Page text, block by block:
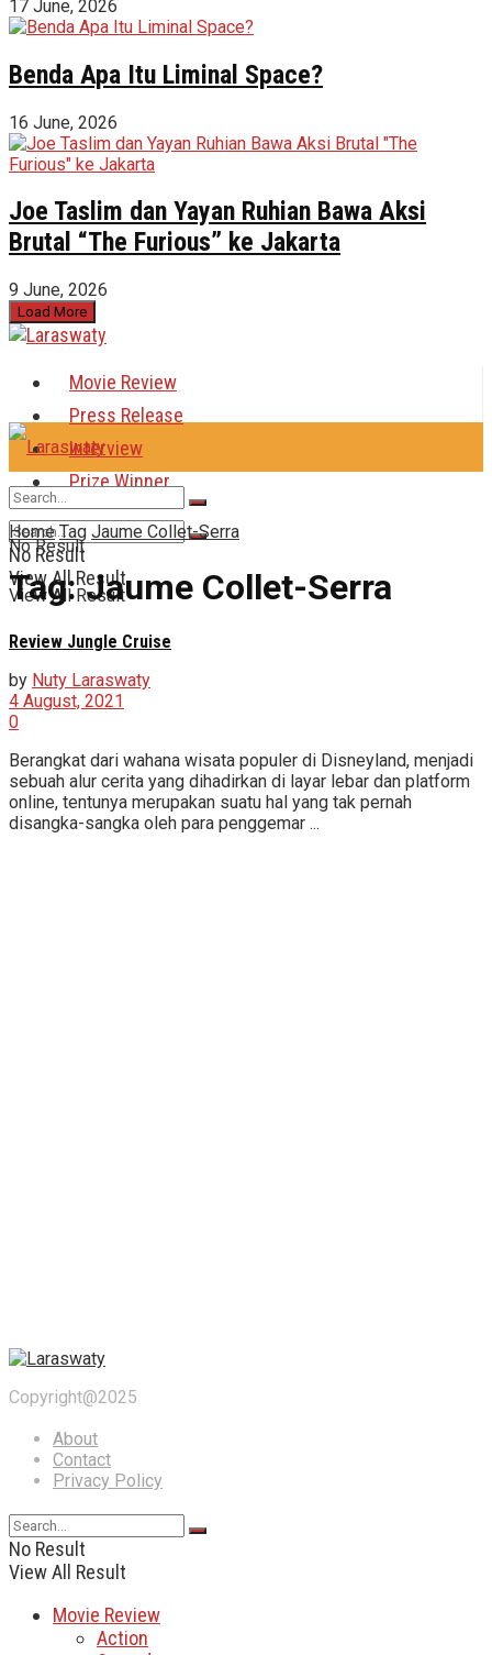
17 June, 2026
Benda Apa Itu Liminal Space?
16 June, 2026
Joe Taslim dan Yayan Ruhian Bawa Aksi
Brutal “The Furious” ke Jakarta
9 June, 2026
Load More
Movie Review
Press Release
Interview
Prize Winner
No Result
View All Result
No Result
View All Result
Home Tag Jaume Collet-Serra
Tag:Jaume Collet-Serra
Review Jungle Cruise
by Nuty Laraswaty
4 August, 2021
0
Berangkat dari wahana wisata populer di Disneyland, menjadi
sebuah alur cerita yang dihadirkan di layar lebar dan platform
online, tentunya merupakan suatu hal yang tak pernah
disangka-sangka oleh para penggemar ...
Copyright@2025
About
Contact
Privacy Policy
No Result
View All Result
Movie Review
Action